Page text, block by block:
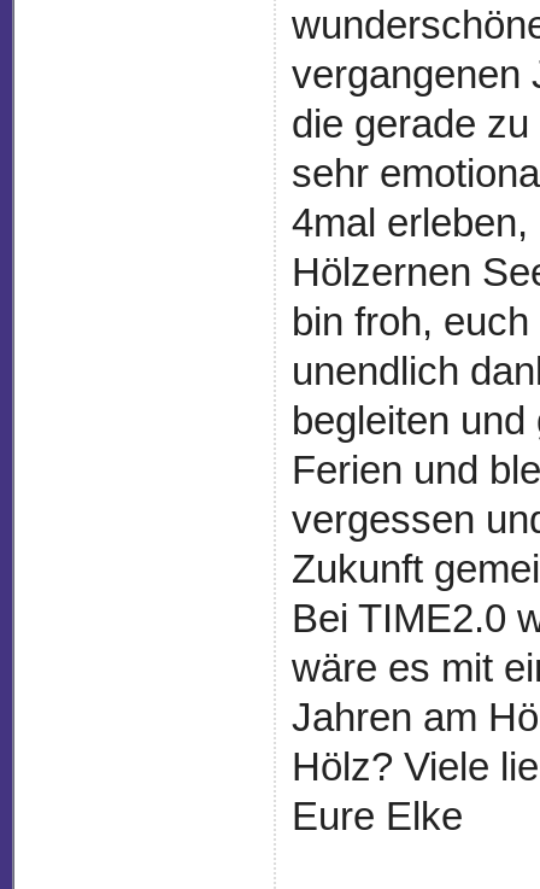
vergangenen
die gerade
sehr
4mal
Hölzernen
bin froh,
unendlich
begleiten
Ferien und
vergessen
Zukunft
Bei TIME2.0
wäre es mit
Jahren am
Hölz? Viele
Eure Elke